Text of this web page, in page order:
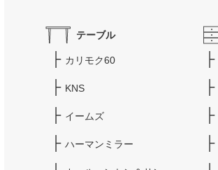
テーブル
カリモク60
KNS
イームズ
ハーマンミラー